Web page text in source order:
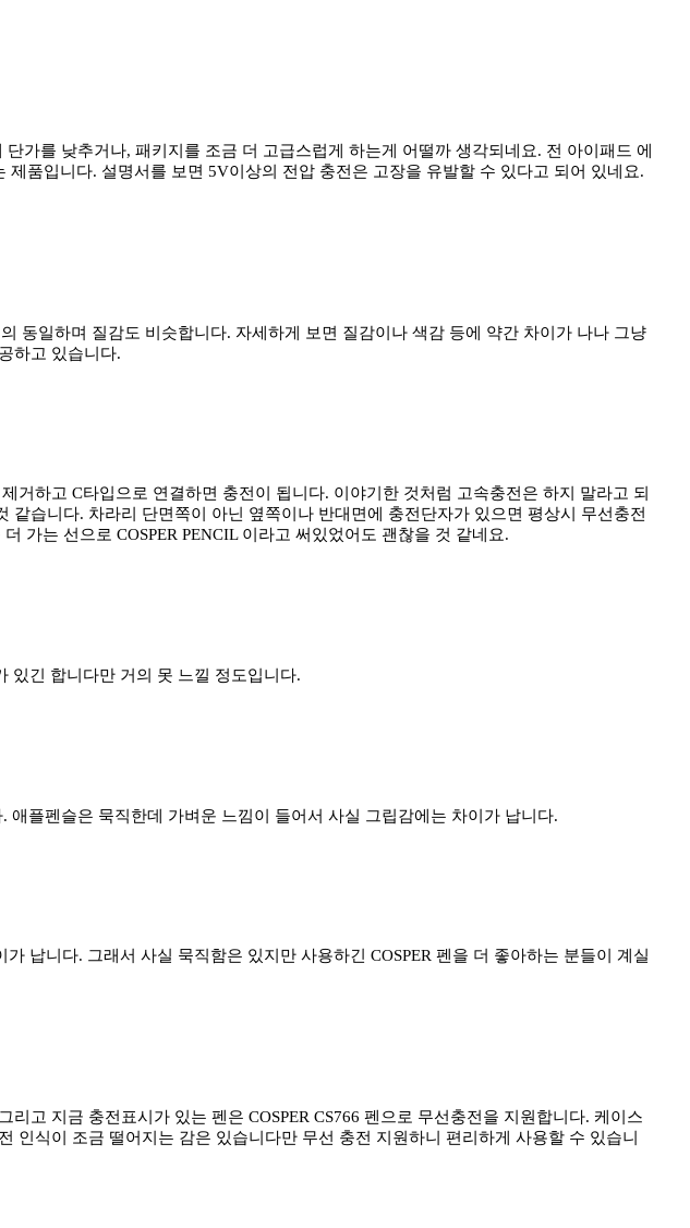
가를 낮추거나, 패키지를 조금 더 고급스럽게 하는게 어떨까 생각되네요. 전 아이패드 에
품입니다. 설명서를 보면 5V이상의 전압 충전은 고장을 유발할 수 있다고 되어 있네요.
동일하며 질감도 비슷합니다. 자세하게 보면 질감이나 색감 등에 약간 차이가 나나 그냥
하고 있습니다.
하고 C타입으로 연결하면 충전이 됩니다. 이야기한 것처럼 고속충전은 하지 말라고 되
습니다. 차라리 단면쪽이 아닌 옆쪽이나 반대면에 충전단자가 있으면 평상시 무선충전
가는 선으로 COSPER PENCIL 이라고 써있었어도 괜찮을 것 같네요.
있긴 합니다만 거의 못 느낄 정도입니다.
애플펜슬은 묵직한데 가벼운 느낌이 들어서 사실 그립감에는 차이가 납니다.
납니다. 그래서 사실 묵직함은 있지만 사용하긴 COSPER 펜을 더 좋아하는 분들이 계실
고 지금 충전표시가 있는 펜은 COSPER CS766 펜으로 무선충전을 지원합니다. 케이스
식이 조금 떨어지는 감은 있습니다만 무선 충전 지원하니 편리하게 사용할 수 있습니